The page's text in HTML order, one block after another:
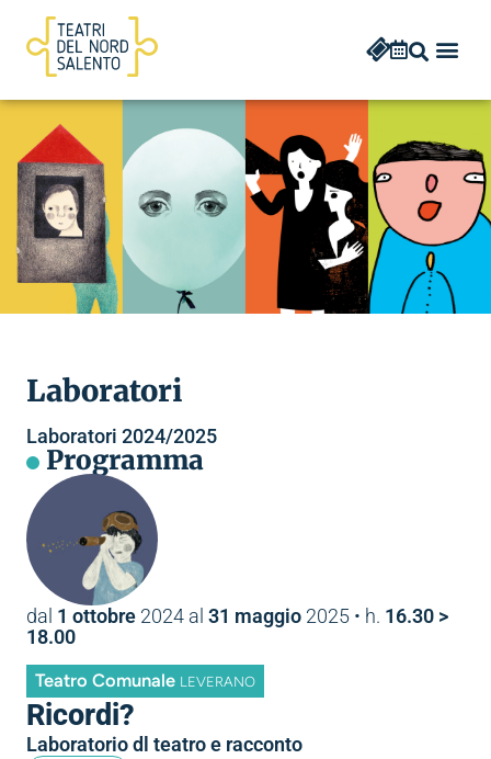
Laboratori
Laboratori 2024/2025
Programma
dal 1 ottobre 2024 al 31 maggio 2025 • h. 16.30 >
18.00
Teatro Comunale LEVERANO
Ricordi?
Laboratorio dl teatro e racconto